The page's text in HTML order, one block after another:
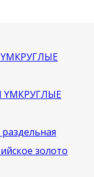
КРУГЛЫЕ
КРУГЛЫЕ